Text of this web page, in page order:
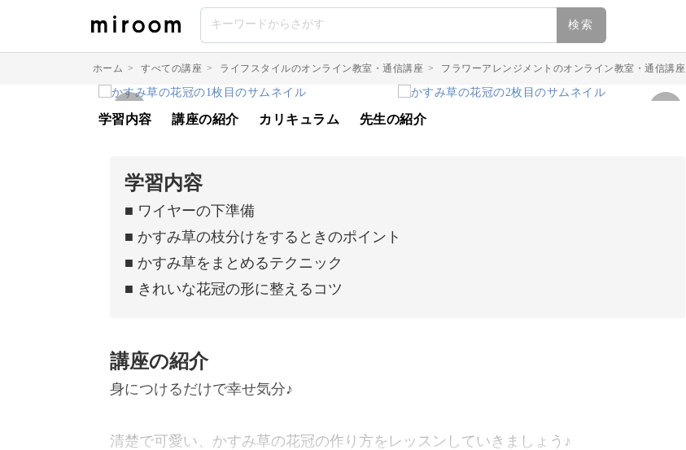
検索
ホーム > すべての講座 > ライフスタイルのオンライン教室・通信講座 > フラワーアレンジメントのオンライン教室・通信講座
学習内容 講座の紹介 カリキュラム 先生の紹介
学習内容
■ ワイヤーの下準備
■ かすみ草の枝分けをするときのポイント
■ かすみ草をまとめるテクニック
■ きれいな花冠の形に整えるコツ
講座の紹介
身につけるだけで幸せ気分♪
清楚で可愛い、かすみ草の花冠の作り方をレッスンしていきましょう♪